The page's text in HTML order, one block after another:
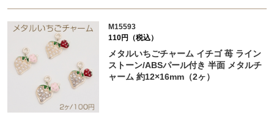
M15593
110円（税込）
メタルいちごチャーム イチゴ 苺 ライン
ストーン/ABSパール付き 半面 メタルチ
ャーム 約12×16mm（2ヶ）